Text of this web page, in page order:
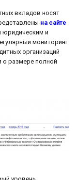
вкладов носят
на сайте
юридическим и
мониторинг
организаций
о размере полной